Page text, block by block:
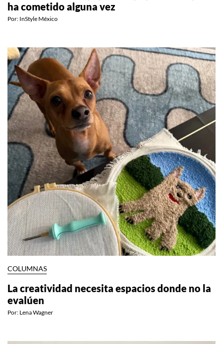
ha cometido alguna vez
Por: InStyle México
COLUMNAS
La creatividad necesita espacios donde no la
evalúen
Por: Lena Wagner